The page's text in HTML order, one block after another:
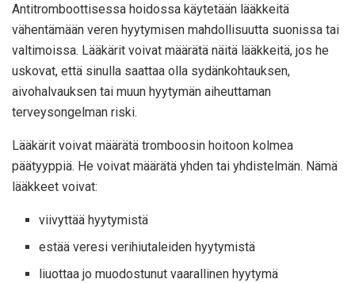
Antitromboottisessa hoidossa käytetään lääkkeitä
vähentämään veren hyytymisen mahdollisuutta suonissa tai
valtimoissa. Lääkärit voivat määrätä näitä lääkkeitä, jos he
uskovat, että sinulla saattaa olla sydänkohtauksen,
aivohalvauksen tai muun hyytymän aiheuttaman
terveysongelman riski.
Lääkärit voivat määrätä tromboosin hoitoon kolmea
päätyyppiä. He voivat määrätä yhden tai yhdistelmän. Nämä
lääkkeet voivat:
viivyttää hyytymistä
estää veresi verihiutaleiden hyytymistä
liuottaa jo muodostunut vaarallinen hyytymä